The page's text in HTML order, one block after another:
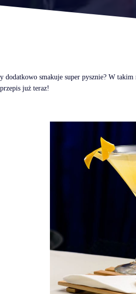
smakuje super pysznie? W takim
już teraz!